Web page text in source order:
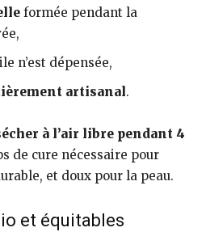
formée pendant la
n’est dépensée,
artisanal.
à l’air libre pendant 4
de cure nécessaire pour
et doux pour la peau.
et équitables